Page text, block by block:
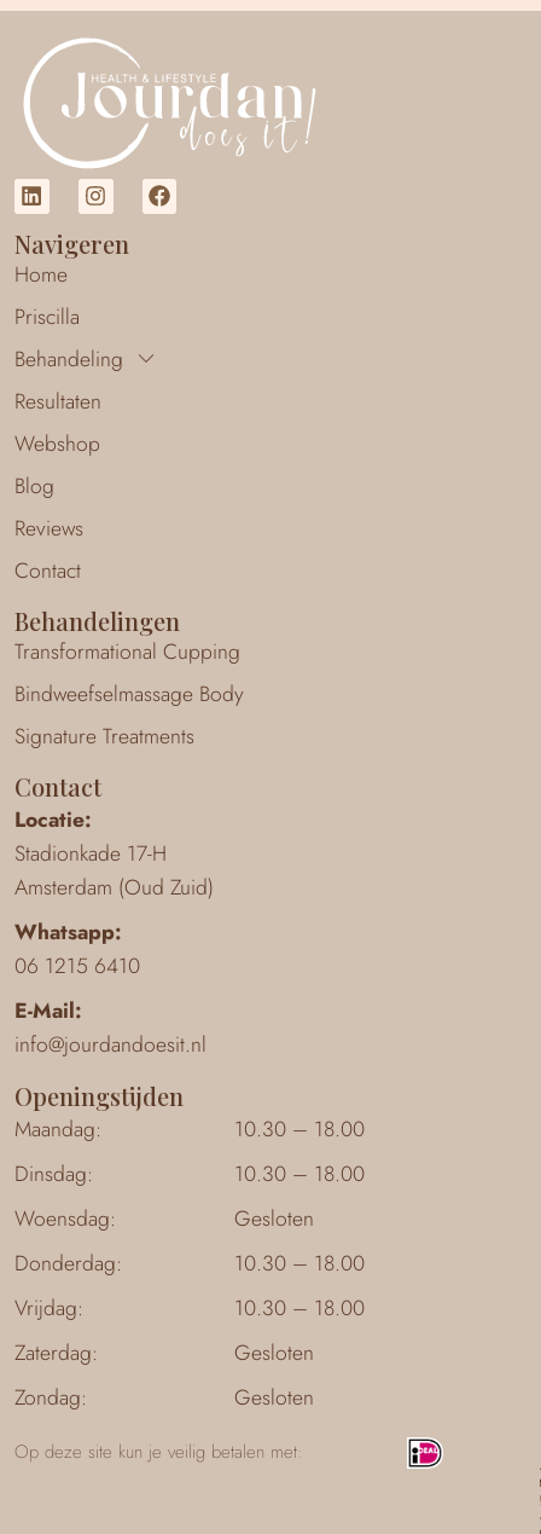
Navigeren
Home
Priscilla
Behandeling
Resultaten
Webshop
Blog
Reviews
Contact
Behandelingen
Transformational Cupping
Bindweefselmassage Body
Signature Treatments
Contact
Locatie:
Stadionkade 17-H
Amsterdam (Oud Zuid)
Whatsapp:
06 1215 6410
E-Mail:
info@jourdandoesit.nl
Openingstijden
Maandag:
10.30 – 18.00
Dinsdag:
10.30 – 18.00
Woensdag:
Gesloten
Donderdag:
10.30 – 18.00
Vrijdag:
10.30 – 18.00
Zaterdag:
Gesloten
Zondag:
Gesloten
Op deze site kun je veilig betalen met: